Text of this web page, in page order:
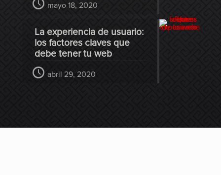
mayo 18, 2020
La experiencia de usuario:
los factores claves que
debe tener tu web
abril 29, 2020